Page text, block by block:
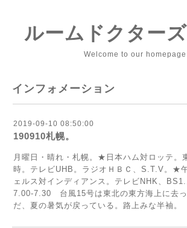
ルームドクター
Welcome to our homepage
インフォメーション
2019-09-10 08:50:00
190910札幌。
月曜日・晴れ・札幌。★日本ハム対ロッテ。
時。テレビUHB。ラジオＨＢＣ、S.T.V。★
ェルス対インディアンス。テレビNHK、
7.00-7.30 台風15号は東北の東方海上に去
だ、夏の暑気が戻っている。路上みな半袖。